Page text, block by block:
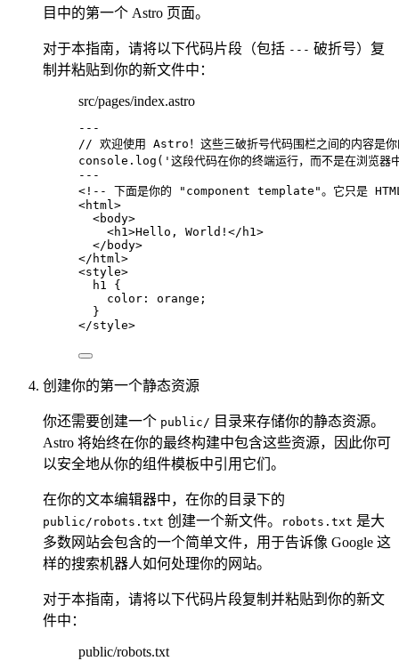
目中的第一个 Astro 页面。
对于本指南，请将以下代码片段（包括 --- 破折号）复
制并粘贴到你的新文件中：
src/pages/index.astro
---
// 欢迎使用 Astro！这些三破折号代码围栏之间的内容
console . log ( ' 这段代码在你的终端运行，而不是在浏览器
---
<!-- 下面是你的 "component template"。它只是 HTML
<html >
<body>
<h1 >Hello, World! </ h1 >
</ body>
</ html >
<style>
h1
{
color : orange ;
}
</style>
创建你的第一个静态资源
你还需要创建一个 public/ 目录来存储你的静态资源。
Astro 将始终在你的最终构建中包含这些资源，因此你可
以安全地从你的组件模板中引用它们。
在你的文本编辑器中，在你的目录下的
public/robots.txt 创建一个新文件。 robots.txt 是大
多数网站会包含的一个简单文件，用于告诉像 Google 这
样的搜索机器人如何处理你的网站。
对于本指南，请将以下代码片段复制并粘贴到你的新文
件中：
public/robots.txt